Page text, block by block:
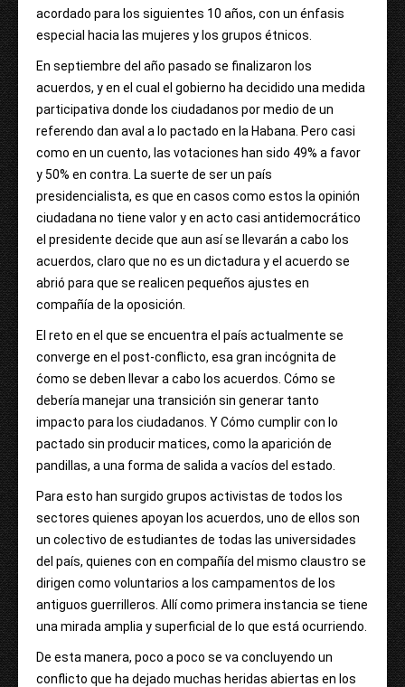
acordado para los siguientes 10 años, con un énfasis
especial hacia las mujeres y los grupos étnicos.
En septiembre del año pasado se finalizaron los
acuerdos, y en el cual el gobierno ha decidido una medida
participativa donde los ciudadanos por medio de un
referendo dan aval a lo pactado en la Habana. Pero casi
como en un cuento, las votaciones han sido 49% a favor
y 50% en contra. La suerte de ser un país
presidencialista, es que en casos como estos la opinión
ciudadana no tiene valor y en acto casi antidemocrático
el presidente decide que aun así se llevarán a cabo los
acuerdos, claro que no es un dictadura y el acuerdo se
abrió para que se realicen pequeños ajustes en
compañía de la oposición.
El reto en el que se encuentra el país actualmente se
converge en el post-conflicto, esa gran incógnita de
ćomo se deben llevar a cabo los acuerdos. Cómo se
debería manejar una transición sin generar tanto
impacto para los ciudadanos. Y Cómo cumplir con lo
pactado sin producir matices, como la aparición de
pandillas, a una forma de salida a vacíos del estado.
Para esto han surgido grupos activistas de todos los
sectores quienes apoyan los acuerdos, uno de ellos son
un colectivo de estudiantes de todas las universidades
del país, quienes con en compañía del mismo claustro se
dirigen como voluntarios a los campamentos de los
antiguos guerrilleros. Allí como primera instancia se tiene
una mirada amplia y superficial de lo que está ocurriendo.
De esta manera, poco a poco se va concluyendo un
conflicto que ha dejado muchas heridas abiertas en los